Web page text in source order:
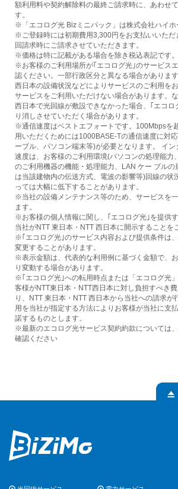
額利用料や契約解除料の最終ご請求時に、あわせ
す。
※「エコログ光 Bizミニパック」は株式会社ハイホ
※ご登録時には初期費用3,300円をお支払いいただ
回請求時にご請求させていただきます。
※価格は特に記載がある場合を除き税込表記です。
※お客様のご利用場所が｢エコログ光｣のサービス
認ください。一部行政区分と異なる場合がありま
西日本の設備状況などによりサービスのご利用を
サービスをご利用いただけない場合があります。
西日本で光回線が敷設できなかった場合、｢エコロ
り消しさせていただく場合があります。
※通信速度はベストエフォートです。100Mbpsを
用いただくためには1000BASE-Tの通信速度に対
ーブル、パソコン端末等)が必要となります。 イ
速度は、お客様のご利用環境(パソコンの処理能力
のご利用機器の機能・処理能力、LAN ケー ブルの
は当該建物内の伝送方式、電波の影響等)回線の状
っては大幅に低下することがあります。
※当社の設備メンテナンス等のため、サービスを
ます。
※お客様の個人情報に関し、｢エコログ光｣を提供
当社がNTT 東日本・NTT 西日本に開示することを
※｢エコログ光｣のサービス内容および提供条件は
変更することがあります。
※表示金額は、代表的な利用例に基づく金額で、
り変動する場合があります。
※｢エコログ光｣への転用時点または「エコログ光
客様がNTT東日本・NTT西日本に対し負担すべき
り、NTT 東日本・NTT 西日本から当社への請求が
用を当社が指定する方法によりお客様が当社に支
諾するものとします。
※最新のエコログ光サービス契約約款については、
確認ください